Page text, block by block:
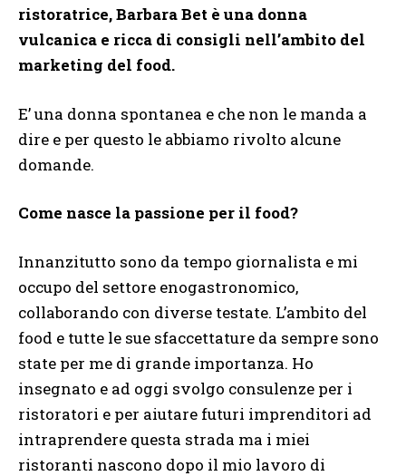
ristoratrice, Barbara Bet è una donna
vulcanica e ricca di consigli nell’ambito del
marketing del food.
E’ una donna spontanea e che non le manda a
dire e per questo le abbiamo rivolto alcune
domande.
Come nasce la passione per il food?
Innanzitutto sono da tempo giornalista e mi
occupo del settore enogastronomico,
collaborando con diverse testate. L’ambito del
food e tutte le sue sfaccettature da sempre sono
state per me di grande importanza. Ho
insegnato e ad oggi svolgo consulenze per i
ristoratori e per aiutare futuri imprenditori ad
intraprendere questa strada ma i miei
ristoranti nascono dopo il mio lavoro di